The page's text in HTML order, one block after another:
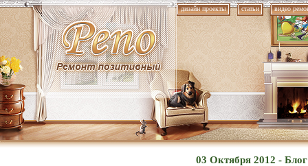
дизайн проекты статьи видео
03 Октября 2012 -